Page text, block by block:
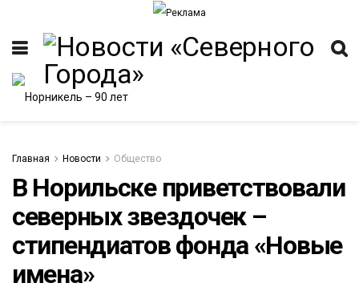
Главная Новости Общество
В Норильске приветствовали
северных звездочек –
стипендиатов фонда «Новые
имена»